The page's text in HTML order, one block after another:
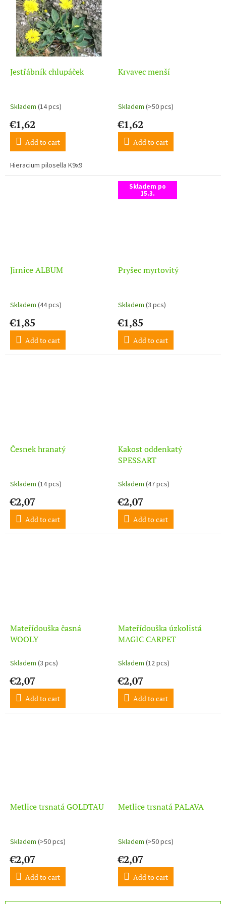
Jestřábník chlupáček
Skladem (14 pcs)
€1,62
Add to cart
Hieracium pilosella K9x9
Krvavec menší
Skladem (>50 pcs)
€1,62
Add to cart
Jirnice ALBUM
Skladem (44 pcs)
€1,85
Add to cart
Skladem po
15.3.
Pryšec myrtovitý
Skladem (3 pcs)
€1,85
Add to cart
Česnek hranatý
Skladem (14 pcs)
€2,07
Add to cart
Kakost oddenkatý
SPESSART
Skladem (47 pcs)
€2,07
Add to cart
Mateřídouška časná
WOOLY
Skladem (3 pcs)
€2,07
Add to cart
Mateřídouška úzkolistá
MAGIC CARPET
Skladem (12 pcs)
€2,07
Add to cart
Metlice trsnatá GOLDTAU
Skladem (>50 pcs)
€2,07
Add to cart
Metlice trsnatá PALAVA
Skladem (>50 pcs)
€2,07
Add to cart